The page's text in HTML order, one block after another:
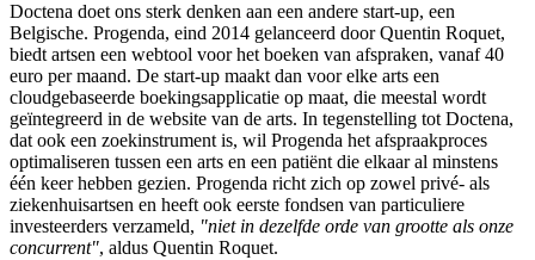
Doctena doet ons sterk denken aan een andere start-up, een
Belgische. Progenda, eind 2014 gelanceerd door Quentin Roquet,
biedt artsen een webtool voor het boeken van afspraken, vanaf 40
euro per maand. De start-up maakt dan voor elke arts een
cloudgebaseerde boekingsapplicatie op maat, die meestal wordt
geïntegreerd in de website van de arts. In tegenstelling tot Doctena,
dat ook een zoekinstrument is, wil Progenda het afspraakproces
optimaliseren tussen een arts en een patiënt die elkaar al minstens
één keer hebben gezien. Progenda richt zich op zowel privé- als
ziekenhuisartsen en heeft ook eerste fondsen van particuliere
investeerders verzameld, "niet in dezelfde orde van grootte als onze
concurrent", aldus Quentin Roquet.